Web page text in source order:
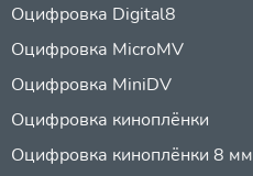
Оцифровка Digital8
Оцифровка MicroMV
Оцифровка MiniDV
Оцифровка киноплёнки
Оцифровка киноплёнки 8 мм